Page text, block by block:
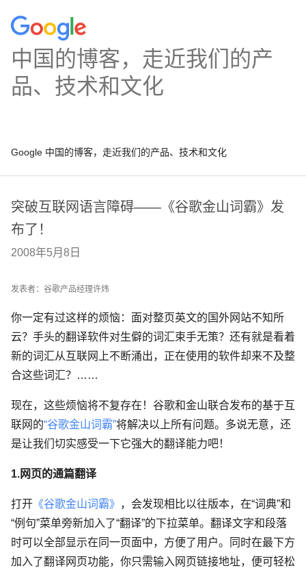
中国的博客，走近我们的产
品、技术和文化
Google 中国的博客，走近我们的产品、技术和文化
突破互联网语言障碍——《谷歌金山词霸》发
布了！
2008年5月8日
发表者：谷歌产品经理许炜
你一定有过这样的烦恼：面对整页英文的国外网站不知所
云？手头的翻译软件对生僻的词汇束手无策？还有就是看着
新的词汇从互联网上不断涌出，正在使用的软件却来不及整
合这些词汇？……
现在，这些烦恼将不复存在！谷歌和金山联合发布的基于互
联网的“谷歌金山词霸”将解决以上所有问题。多说无意，还
是让我们切实感受一下它强大的翻译能力吧！
1.网页的通篇翻译
打开 《谷歌金山词霸》 ，会发现相比以往版本，在“词典”和
“例句”菜单旁新加入了“翻译”的下拉菜单。翻译文字和段落
时可以全部显示在同一页面中，方便了用户。同时在最下方
加入了翻译网页功能，你只需输入网页链接地址，便可轻松